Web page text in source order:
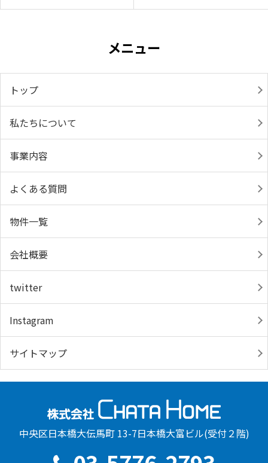
メニュー
トップ
私たちについて
事業内容
よくある質問
物件一覧
会社概要
twitter
Instagram
サイトマップ
中央区日本橋大伝馬町 13-7日本橋大富ビル(受付２階)